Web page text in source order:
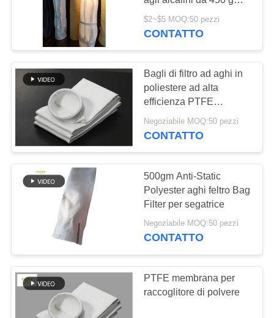
UNA
CITAZIONE
MAPPA
DEL
SITO
POLITICA
SULLA
PRIVACY
per la rimozione della
polvere
$2~$5 MOQ:50 pezzi
CONTATTO
Bagli di filtro ad aghi in
poliestere ad alta
efficienza PTFE
Membrana lunghezza
personalizzata
Negoziabile MOQ:50 pezzi
CONTATTO
500gm Anti-Static
Polyester aghi feltro Bag
Filter per segatrice
Negoziabile MOQ:50 pezzi
CONTATTO
PTFE membrana per
raccoglitore di polvere